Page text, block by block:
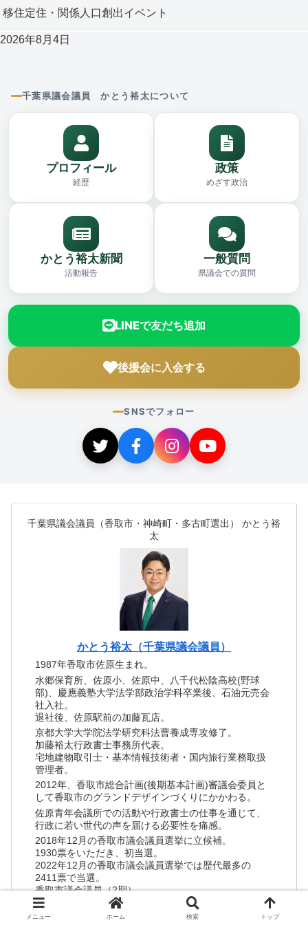
移住定住・関係人口創出イベント
2026年8月4日
千葉県議会議員 かとう裕太について
プロフィール
経歴
政策
めざす政治
かとう裕太新聞
活動報告
一般質問
県議会での質問
LINEで友だち追加
後援会に入会する
SNSでフォロー
千葉県議会議員（香取市・神崎町・多古町選出） かとう裕
太
かとう裕太（千葉県議会議員）
1987年香取市佐原生まれ。
水郷保育所、佐原小、佐原中、八千代松陰高校(野球
部)、慶應義塾大学法学部政治学科卒業後、石油元売会
社入社。
退社後、佐原駅前の加藤瓦店。
京都大学大学院法学研究科法曹養成専攻修了。
加藤裕太行政書士事務所代表。
宅地建物取引士・基本情報技術者・国内旅行業務取扱
管理者。
2012年、香取市総合計画(後期基本計画)審議会委員と
して香取市のグランドデザインづくりにかかわる。
佐原青年会議所での活動や行政書士の仕事を通じて、
行政に若い世代の声を届ける必要性を痛感。
2018年12月の香取市議会議員選挙に立候補。
1930票をいただき、初当選。
2022年12月の香取市議会議員選挙では歴代最多の
2411票で当選。
香取市議会議員（2期）。
2025年3月の千葉県議会議員補欠選挙（香取市・神崎
町・多古町選挙区）に立候補。14,649票で当選。
メニュー ホーム 検索 トップ